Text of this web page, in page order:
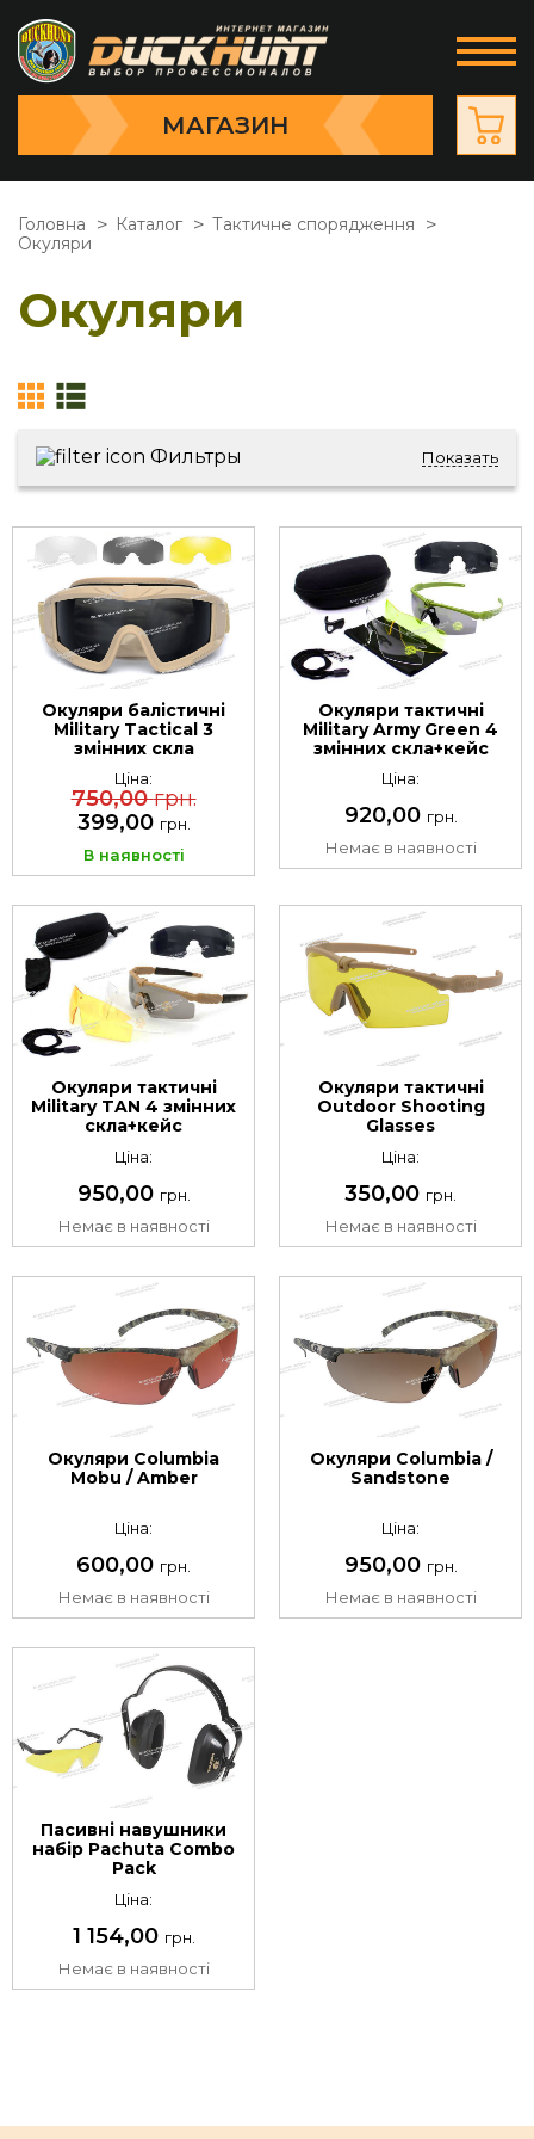
МАГАЗИН
Головна Каталог
Тактичне спорядження
Окуляри
Окуляри
Фильтры Показать
Окуляри балістичні
Military Tactical 3
змінних скла
Ціна:
750,00грн.
399,00 грн.
В наявності
Окуляри тактичні
Military Army Green 4
змінних скла+кейс
Ціна:
920,00 грн.
Немає в наявності
Окуляри тактичні
Military TAN 4 змінних
скла+кейс
Ціна:
950,00 грн.
Немає в наявності
Окуляри тактичні
Outdoor Shooting
Glasses
Ціна:
350,00 грн.
Немає в наявності
Окуляри Columbia
Mobu / Amber
Ціна:
600,00 грн.
Немає в наявності
Окуляри Columbia /
Sandstone
Ціна:
950,00 грн.
Немає в наявності
Пасивні навушники
набір Pachuta Combo
Pack
Ціна:
1 154,00 грн.
Немає в наявності